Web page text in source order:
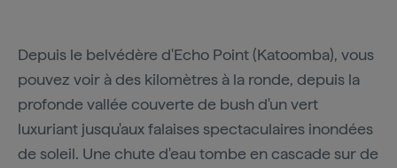
Depuis le belvédère d'Echo Point (Katoomba), vous
pouvez voir à des kilomètres à la ronde, depuis la
profonde vallée couverte de bush d'un vert
luxuriant jusqu'aux falaises spectaculaires inondées
de soleil. Une chute d'eau tombe en cascade sur de